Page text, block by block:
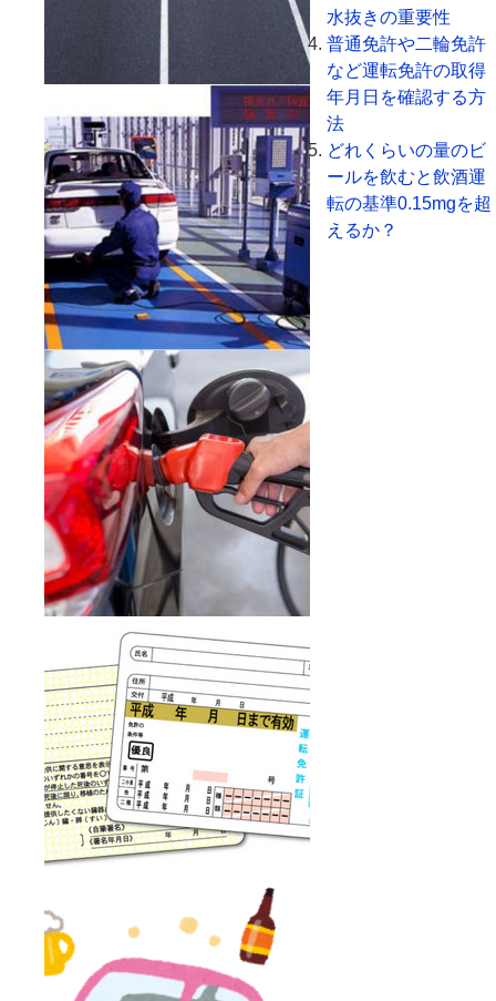
水抜きの重要性
普通免許や二輪免許
など運転免許の取得
年月日を確認する方
法
どれくらいの量のビ
ールを飲むと飲酒運
転の基準0.15mgを超
えるか？